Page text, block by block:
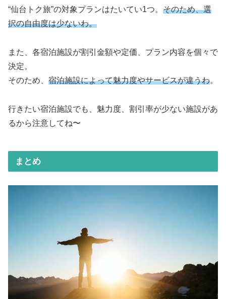
“仙台トク旅”の対象プランはたいてい1つ。 そのため、選
択の自由度は少ないわ。
また、各宿泊施設が割引金額や定価、プラン内容を個々で
決定。
そのため、 宿泊施設によって魅力度やサービスが違うわ。
行きたい宿泊施設でも、魅力度、割引率が少ない施設があ
るから注意してね〜
まとめ